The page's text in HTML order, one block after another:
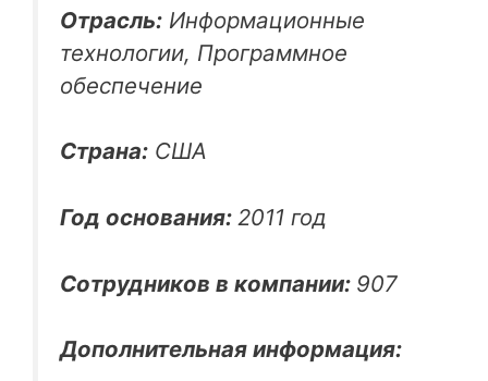
Отрасль: Информационные
технологии, Программное
обеспечение
Страна: США
Год основания: 2011 год
Сотрудников в компании: 907
Дополнительная информация: